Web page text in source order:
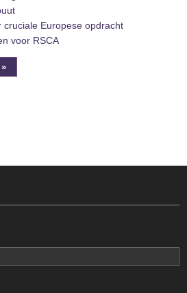
cruciale Europese opdracht
voor RSCA